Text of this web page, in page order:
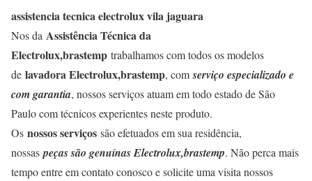
assistencia tecnica electrolux vila jaguara
Nos da Assistência Técnica da
Electrolux,brastemp trabalhamos com todos os modelos
de lavadora Electrolux,brastemp, comserviço especializado e
com garantia, nossos serviços atuam em todo estado de São
Paulo com técnicos experientes neste produto.
Os nossos serviços são efetuados em sua residência,
nossas peças são genuínas Electrolux,brastemp. Não perca mais
tempo entre em contato conosco e solicite uma visita nossos